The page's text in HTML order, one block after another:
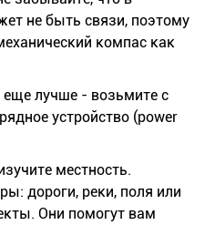
не быть связи, поэтому
компас как
лучше - возьмите с
устройство (power
местность.
дороги, реки, поля или
Они помогут вам